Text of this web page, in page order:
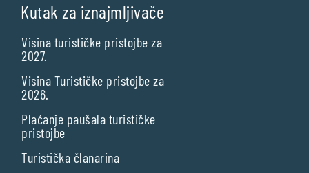
Kutak za iznajmljivače
Visina turističke pristojbe za
2027.
Visina Turističke pristojbe za
2026.
Plaćanje paušala turističke
pristojbe
Turistička članarina